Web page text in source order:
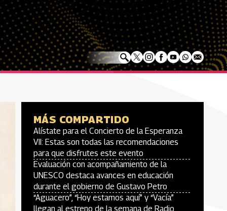
MÁS COMPARTIDO
Alístate para el Concierto de la Esperanza
VII: Estas son todas las recomendaciones
para que disfrutes este evento
Evaluación con acompañamiento de la
UNESCO destaca avances en educación
durante el gobierno de Gustavo Petro
“Aguacero”, “Hoy estamos aquí” y “Vacía”
llegan al estreno de la semana de Radio